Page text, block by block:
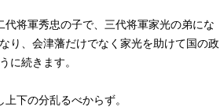
将軍秀忠の子で、三代将軍家光の弟にな
り、会津藩だけでなく家光を助けて国の政
に続きます。
下の分乱るべからず。